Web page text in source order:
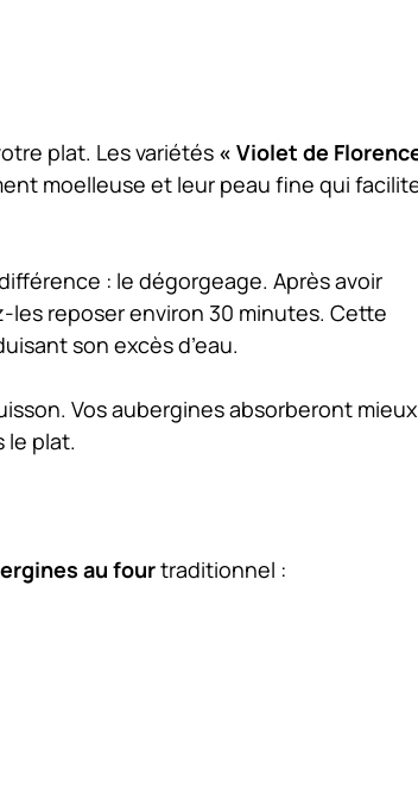
plat. Les variétés « Violet de
moelleuse et leur peau fine qui
: le dégorgeage. Après avoir
reposer environ 30 minutes. Cette
son excès d’eau.
Vos aubergines absorberont
le plat.
au fourtraditionnel :